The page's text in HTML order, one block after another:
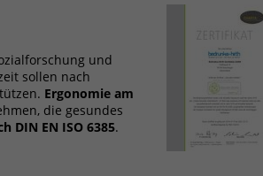
und
sollen nach
Ergonomie am
die gesundes
DIN EN ISO 6385.